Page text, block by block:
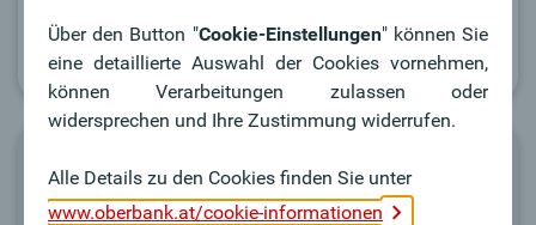
Mehr Infos
Forderungs-
versicherung & Bundesgarantien
Über den Button "Cookie-Einstellungen" können Sie
eine detaillierte Auswahl der Cookies vornehmen,
können Verarbeitungen zulassen oder
widersprechen und Ihre Zustimmung widerrufen.
Alle Details zu den Cookies finden Sie unter
www.oberbank.at/cookie-informationen